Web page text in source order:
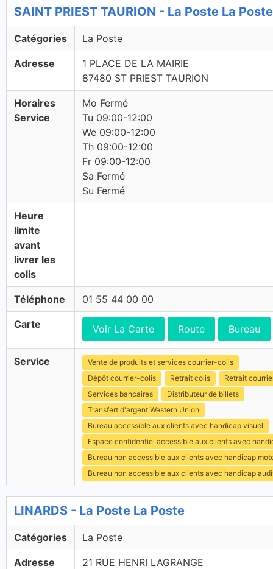
SAINT PRIEST TAURION - La Poste La Poste
Catégories La Poste
Adresse
1 PLACE DE LA MAIRIE
87480 ST PRIEST TAURION
Horaires
Service
Mo Fermé
Tu 09:00-12:00
We 09:00-12:00
Th 09:00-12:00
Fr 09:00-12:00
Sa Fermé
Su Fermé
Heure
limite
avant
livrer les
colis
Téléphone 01 55 44 00 00
Carte Voir La Carte Route Bureau
Service
Vente de produits et services courrier-colis
Dépôt courrier-colis
Retrait colis
Retrait
Services bancaires
Distributeur de billets
Transfert d'argent Western Union
Bureau accessible aux clients avec handicap visuel
Espace confidentiel accessible aux clients avec
Bureau non accessible aux clients avec handicap
Bureau non accessible aux clients avec handicap
LINARDS - La Poste La Poste
Catégories La Poste
Adresse
21 RUE HENRI LAGRANGE